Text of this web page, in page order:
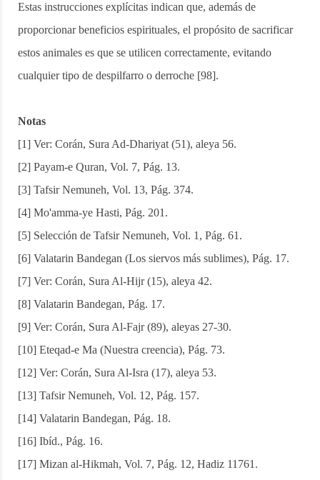
Estas instrucciones explícitas indican que, además de
proporcionar beneficios espirituales, el propósito de sacrificar
estos animales es que se utilicen correctamente, evitando
cualquier tipo de despilfarro o derroche [98].
Notas
[1] Ver: Corán, Sura Ad-Dhariyat (51), aleya 56.
[2] Payam-e Quran, Vol. 7, Pág. 13.
[3] Tafsir Nemuneh, Vol. 13, Pág. 374.
[4] Mo'amma-ye Hasti, Pág. 201.
[5] Selección de Tafsir Nemuneh, Vol. 1, Pág. 61.
[6] Valatarin Bandegan (Los siervos más sublimes), Pág. 17.
[7] Ver: Corán, Sura Al-Hijr (15), aleya 42.
[8] Valatarin Bandegan, Pág. 17.
[9] Ver: Corán, Sura Al-Fajr (89), aleyas 27-30.
[10] Eteqad-e Ma (Nuestra creencia), Pág. 73.
[12] Ver: Corán, Sura Al-Isra (17), aleya 53.
[13] Tafsir Nemuneh, Vol. 12, Pág. 157.
[14] Valatarin Bandegan, Pág. 18.
[16] Ibíd., Pág. 16.
[17] Mizan al-Hikmah, Vol. 7, Pág. 12, Hadiz 11761.